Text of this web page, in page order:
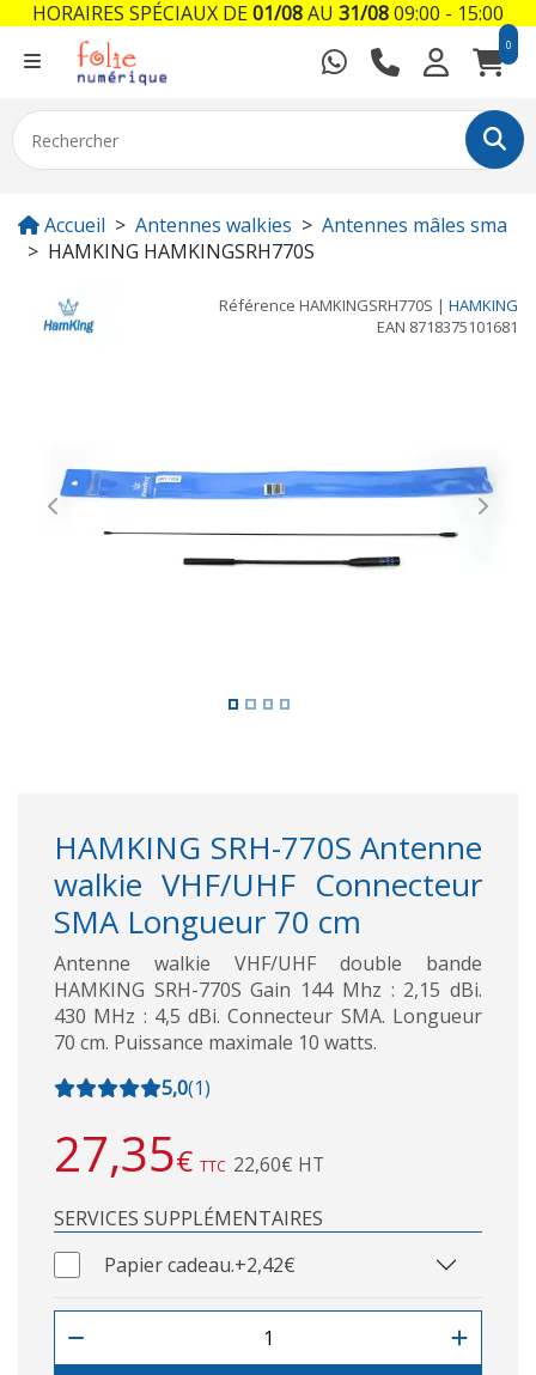
0
Accueil Antennes walkies
Antennes mâles sma
HAMKING HAMKINGSRH770S
Référence HAMKINGSRH770S | HAMKING
EAN 8718375101681
Previous Next
HAMKING SRH-770S Antenne
walkie VHF/UHF Connecteur
SMA Longueur 70 cm
Antenne walkie VHF/UHF double bande
HAMKING SRH-770S Gain 144 Mhz : 2,15 dBi.
430 MHz : 4,5 dBi. Connecteur SMA. Longueur
70 cm. Puissance maximale 10 watts.
5,0(1)
27,35€ TTC 22,60€ HT
SERVICES SUPPLÉMENTAIRES
Papier cadeau.+2,42€
HORAIRES SPÉCIAUX DE01/08AU 31/0809:00 - 15:00